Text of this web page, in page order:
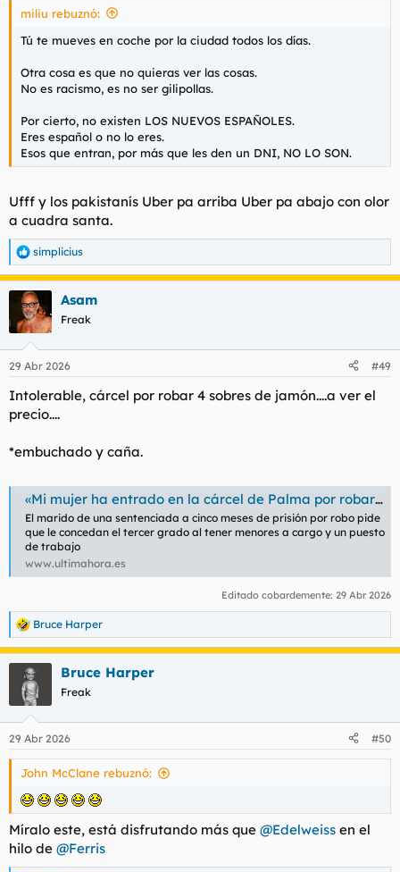
miliu rebuznó:
Tú te mueves en coche por la ciudad todos los días.
Otra cosa es que no quieras ver las cosas.
No es racismo, es no ser gilipollas.
Por cierto, no existen LOS NUEVOS ESPAÑOLES.
Eres español o no lo eres.
Esos que entran, por más que les den un DNI, NO LO SON.
Ufff y los pakistanís Uber pa arriba Uber pa abajo con olor
a cuadra santa.
R
e
a
i
e
:
simplicius
Asam
Freak
29 Abr 2026 #49
Intolerable, cárcel por robar 4 sobres de jamón....a ver el
precio....
*embuchado y caña.
«Mi mujer ha entrado en la cárcel de Palma por robar cuatro sobres de jamón serrano»
El marido de una sentenciada a cinco meses de prisión por robo pide
que le concedan el tercer grado al tener menores a cargo y un puesto
de trabajo
www.ultimahora.es
Editado cobardemente: 29 Abr 2026
R
e
e
s
Bruce Harper
Bruce Harper
Freak
29 Abr 2026 #50
John McClane rebuznó:
Míralo este, está disfrutando más que @Edelweiss en el
hilo de @Ferris